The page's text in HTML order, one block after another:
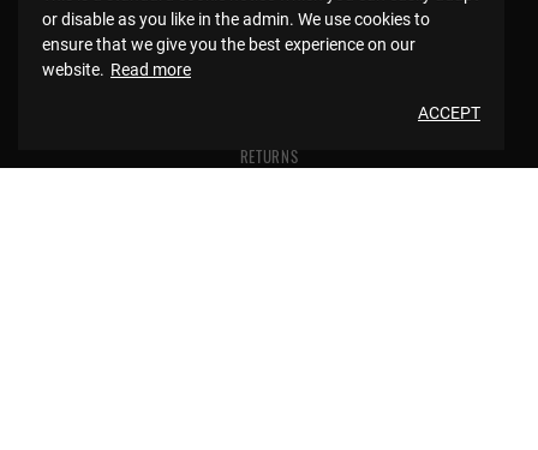
ADDRESSES
RETURNS
or disable as you like in the admin. We use cookies to
ensure that we give you the best experience on our
website. Read more
ACCEPT